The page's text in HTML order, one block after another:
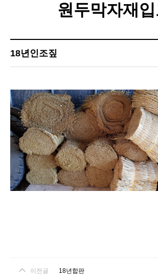
공장작업과정
온라인문의
고객센터
원두막자재
18년인조짚
이전글 18년합판